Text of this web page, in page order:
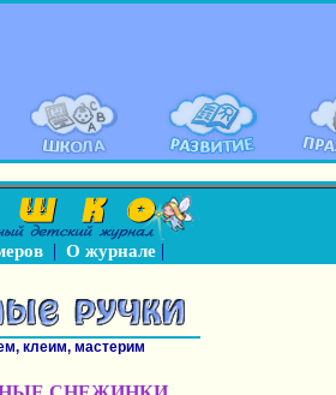
| О журнале|
клеим, мастерим